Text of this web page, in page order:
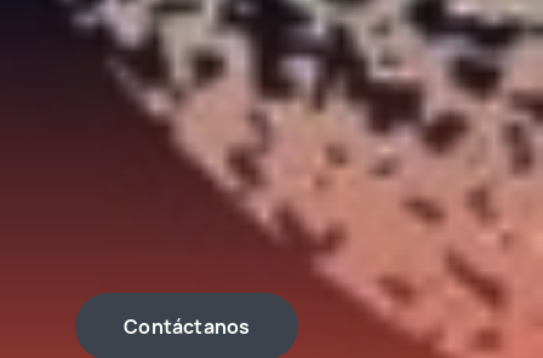
Contáctanos